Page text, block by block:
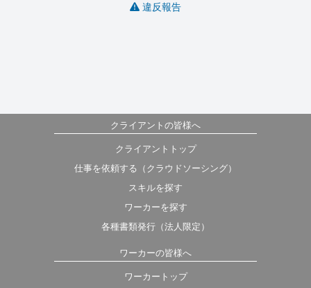
違反報告
クライアントの皆様へ
クライアントトップ
仕事を依頼する（クラウドソーシング）
スキルを探す
ワーカーを探す
各種書類発行（法人限定）
ワーカーの皆様へ
ワーカートップ